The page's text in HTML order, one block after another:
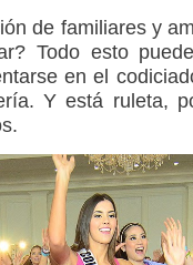
de familiares y
Todo esto
en el
Y está ruleta,